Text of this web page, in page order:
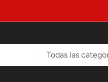
Todas las